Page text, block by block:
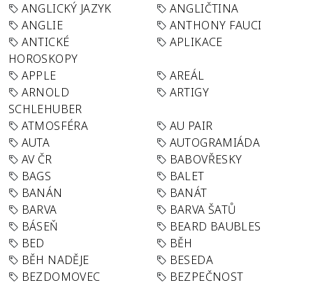
ANGLICKÝ JAZYK
ANGLIČTINA
ANGLIE
ANTHONY FAUCI
ANTICKÉ
HOROSKOPY
APLIKACE
APPLE
AREÁL
ARNOLD
SCHLEHUBER
ARTIGY
ATMOSFÉRA
AU PAIR
AUTA
AUTOGRAMIÁDA
AV ČR
BABOVŘESKY
BAGS
BALET
BANÁN
BANÁT
BARVA
BARVA ŠATŮ
BÁSEŇ
BEARD BAUBLES
BED
BĚH
BĚH NADĚJE
BESEDA
BEZDOMOVEC
BEZPEČNOST